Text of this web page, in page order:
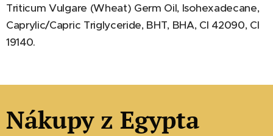
Triticum Vulgare (Wheat) Germ Oil, Isohexadecane,
Caprylic/Capric Triglyceride, BHT, BHA, CI 42090, CI
19140.
Nákupy z Egypta